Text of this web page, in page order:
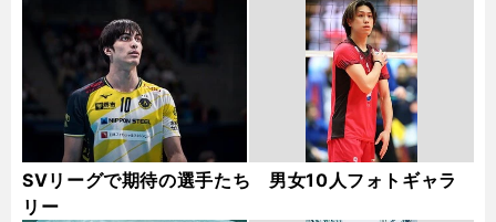
SVリーグで期待の選手たち 男女10人フォトギャラ
リー